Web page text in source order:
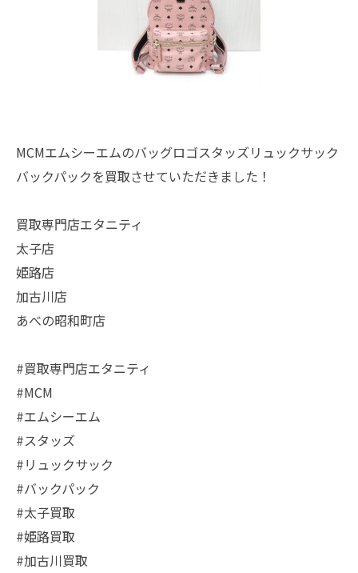
MCMエムシーエムのバッグロゴスタッズリュックサック
バックパックを買取させていただきました！
買取専門店エタニティ
太子店
姫路店
加古川店
あべの昭和町店
#買取専門店エタニティ
#MCM
#エムシーエム
#スタッズ
#リュックサック
#バックパック
#太子買取
#姫路買取
#加古川買取